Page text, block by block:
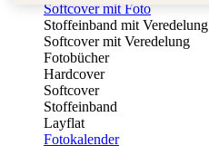
Softcover mit Foto
Stoffeinband mit Veredelung
Softcover mit Veredelung
Fotobücher
Hardcover
Softcover
Stoffeinband
Layflat
Fotokalender